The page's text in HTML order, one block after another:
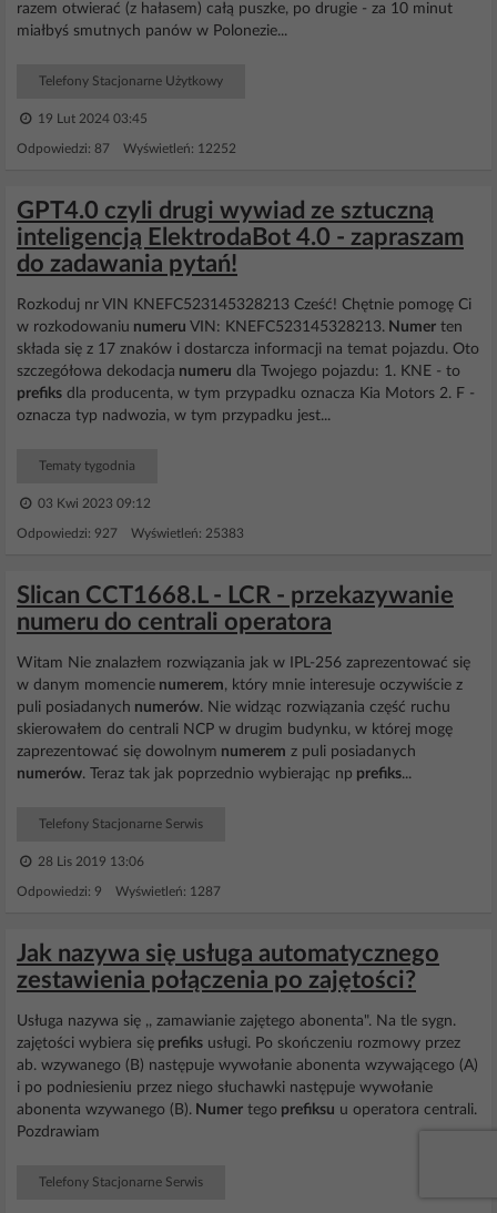
razem otwierać (z hałasem) całą puszke, po drugie - za 10 minut
miałbyś smutnych panów w Polonezie...
Telefony Stacjonarne Użytkowy
19 Lut 2024 03:45
Odpowiedzi: 87 Wyświetleń: 12252
GPT4.0 czyli drugi wywiad ze sztuczną
inteligencją ElektrodaBot 4.0 - zapraszam
do zadawania pytań!
Rozkoduj nr VIN KNEFC523145328213 Cześć! Chętnie pomogę Ci
w rozkodowaniu numeru VIN: KNEFC523145328213. Numer ten
składa się z 17 znaków i dostarcza informacji na temat pojazdu. Oto
szczegółowa dekodacja numeru dla Twojego pojazdu: 1. KNE - to
prefiks dla producenta, w tym przypadku oznacza Kia Motors 2. F -
oznacza typ nadwozia, w tym przypadku jest...
Tematy tygodnia
03 Kwi 2023 09:12
Odpowiedzi: 927 Wyświetleń: 25383
Slican CCT1668.L - LCR - przekazywanie
numeru do centrali operatora
Witam Nie znalazłem rozwiązania jak w IPL-256 zaprezentować się
w danym momencie numerem, który mnie interesuje oczywiście z
puli posiadanych numerów. Nie widząc rozwiązania część ruchu
skierowałem do centrali NCP w drugim budynku, w której mogę
zaprezentować się dowolnym numerem z puli posiadanych
numerów. Teraz tak jak poprzednio wybierając np prefiks...
Telefony Stacjonarne Serwis
28 Lis 2019 13:06
Odpowiedzi: 9 Wyświetleń: 1287
Jak nazywa się usługa automatycznego
zestawienia połączenia po zajętości?
Usługa nazywa się ,, zamawianie zajętego abonenta". Na tle sygn.
zajętości wybiera się prefiks usługi. Po skończeniu rozmowy przez
ab. wzywanego (B) następuje wywołanie abonenta wzywającego (A)
i po podniesieniu przez niego słuchawki następuje wywołanie
abonenta wzywanego (B). Numer tego prefiksu u operatora centrali.
Pozdrawiam
Telefony Stacjonarne Serwis